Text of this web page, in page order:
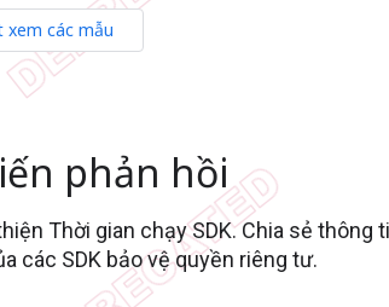
xem các mẫu
phản hồi
Thời gian chạy SDK. Chia sẻ thông
các SDK bảo vệ quyền riêng tư.